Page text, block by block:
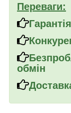
Переваги:
обмін